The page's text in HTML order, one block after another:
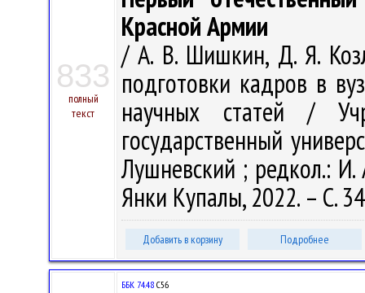
833
полный
текст
Красной Армии
/ А. В. Шишкин, Д. Я.
подготовки кадров в
научных статей /
государственный
Лушневский ; редкол.:
Янки Купалы, 2022. – С.
Добавить в корзину Подробнее
ББК 74.48 С56